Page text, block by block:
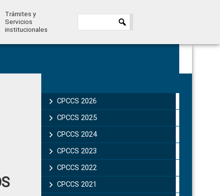
Trámites y
Servicios
institucionales
Sidebar
CPCCS 2026
CPCCS 2025
CPCCS 2024
CPCCS 2023
CPCCS 2022
CPCCS 2021